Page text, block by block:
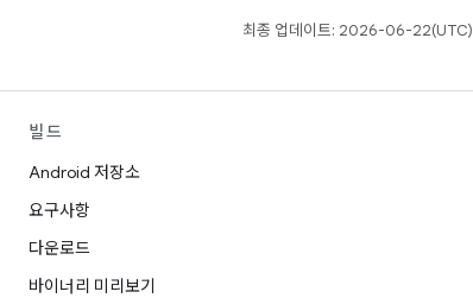
최종 업데이트: 2026-06-22(UTC)
빌드
Android 저장소
요구사항
다운로드
바이너리 미리보기